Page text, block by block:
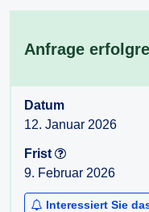
Anfrage
Datum
12. Januar 2026
Frist
9. Februar 2026
Interessiert Sie